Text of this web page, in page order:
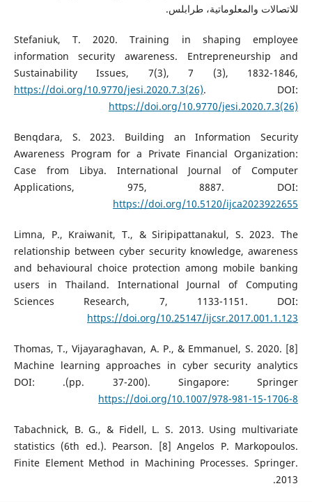
للاتصالات والمعلوماتية، طرابلس.
Stefaniuk, T. 2020. Training in shaping employee
information security awareness. Entrepreneurship and
Sustainability Issues, 7(3), 7 (3), 1832-1846,
https://doi.org/10.9770/jesi.2020.7.3(26). DOI:
https://doi.org/10.9770/jesi.2020.7.3(26)
Benqdara, S. 2023. Building an Information Security
Awareness Program for a Private Financial Organization:
Case from Libya. International Journal of Computer
Applications, 975, 8887. DOI:
https://doi.org/10.5120/ijca2023922655
Limna, P., Kraiwanit, T., & Siripipattanakul, S. 2023. The
relationship between cyber security knowledge, awareness
and behavioural choice protection among mobile banking
users in Thailand. International Journal of Computing
Sciences Research, 7, 1133-1151. DOI:
https://doi.org/10.25147/ijcsr.2017.001.1.123
‏[8] Thomas, T., Vijayaraghavan, A. P., & Emmanuel, S. 2020.
Machine learning approaches in cyber security analytics
(pp. 37-200). Singapore: Springer.‏ DOI:
https://doi.org/10.1007/978-981-15-1706-8
Tabachnick, B. G., & Fidell, L. S. 2013. Using multivariate
statistics (6th ed.). Pearson. [8] Angelos P. Markopoulos.
Finite Element Method in Machining Processes. Springer.
2013.